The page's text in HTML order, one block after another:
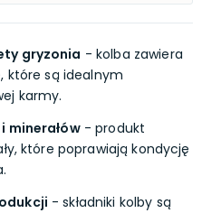
gryzonia - kolba zawiera
które są idealnym
karmy.
minerałów- produkt
które poprawiają kondycję
- składniki kolby są